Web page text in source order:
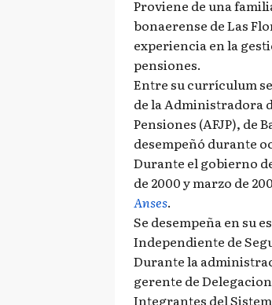
Proviene de una
bonaerense de Las
experiencia en la
pensiones.
Entre su currículum
de la Administradora
Pensiones (AFJP), de
desempeñó durante
Durante el gobierno
de 2000 y marzo de
Anses.
Se desempeña en su
Independiente de
Durante la
gerente de
Integrantes del